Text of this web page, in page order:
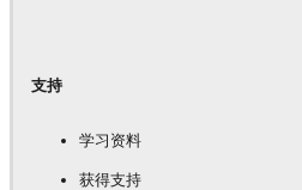
支持
学习资料
获得支持